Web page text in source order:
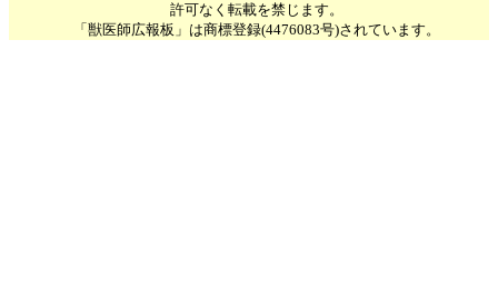
許可なく転載を禁じます。
「獣医師広報板」は商標登録(4476083号)されています。